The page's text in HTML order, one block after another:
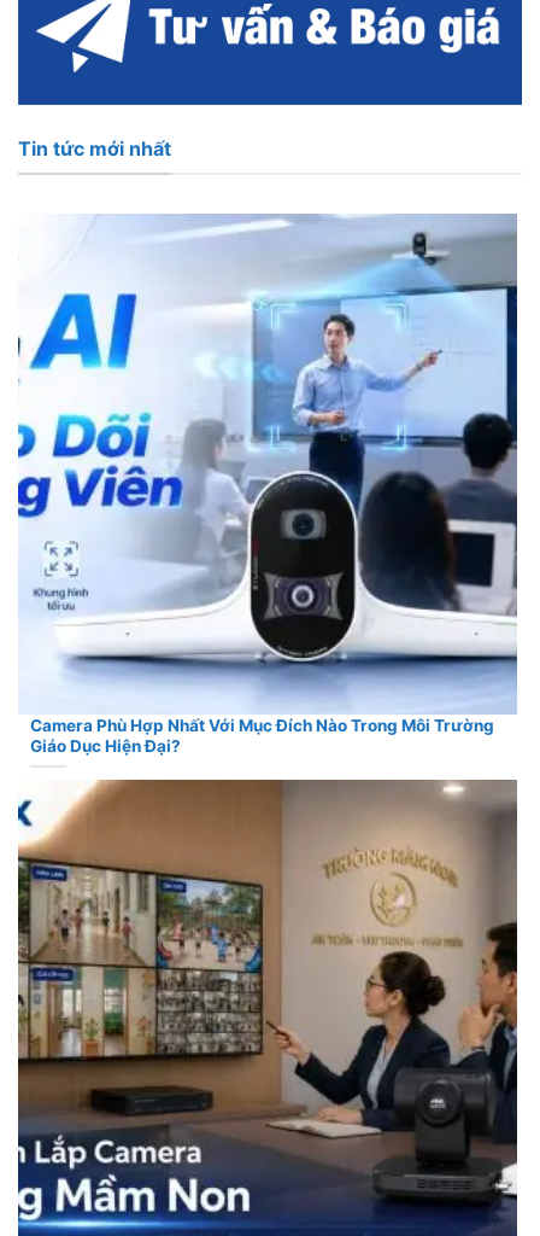
Tin tức mới nhất
Camera Phù Hợp Nhất Với Mục Đích Nào Trong Môi Trường
Giáo Dục Hiện Đại?